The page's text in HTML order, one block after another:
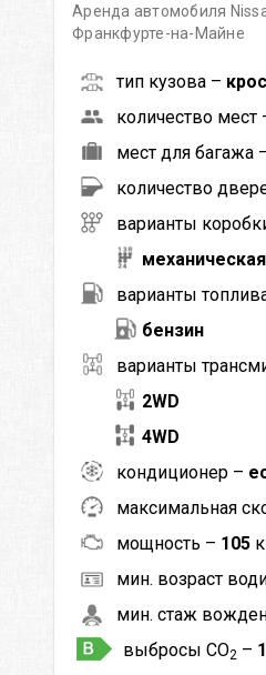
Аренда автомобиля
Франкфурте-на-Майне
тип кузова –
количество мест
мест для багажа
количество
варианты
механическая
варианты
бензин
варианты
2WD
4WD
кондиционер –
максимальная
мощность – 105
мин. возраст
мин. стаж
выбросы CO2 –